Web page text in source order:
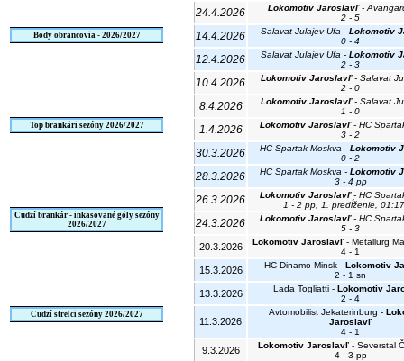
Body obrancovia - 2026/2027
Top brankári sezóny 2026/2027
Cudzí brankár - inkasované góly sezóny
2026/2027
Cudzí strelci sezóny 2026/2027
24.4.2026 Lokomotiv Jaroslavľ-
2 - 5
14.4.2026 Salavat Julajev Ufa - Lokomotiv
0 - 4
12.4.2026 Salavat Julajev Ufa - Lokomotiv
2 - 3
10.4.2026 Lokomotiv Jaroslavľ- Salavat
2 - 0
8.4.2026 Lokomotiv Jaroslavľ- Salavat
1 - 0
1.4.2026 Lokomotiv Jaroslavľ- HC
3 - 2
30.3.2026 HC Spartak Moskva - Lokomotiv
0 - 2
28.3.2026 HC Spartak Moskva - Lokomotiv
3 - 4 pp
26.3.2026 Lokomotiv Jaroslavľ- HC
1 - 2 pp, 1. predĺženie,
24.3.2026 Lokomotiv Jaroslavľ- HC
5 - 3
20.3.2026 Lokomotiv Jaroslavľ - Metallurg
4 - 1
15.3.2026 HC Dinamo Minsk - Lokomotiv
2 - 1 sn
13.3.2026 Lada Togliatti - Lokomotiv
2 - 4
11.3.2026
Avtomobilist Jekaterinburg -
Jaroslavľ
4 - 1
9.3.2026 Lokomotiv Jaroslavľ- Severstal
4 - 3 pp